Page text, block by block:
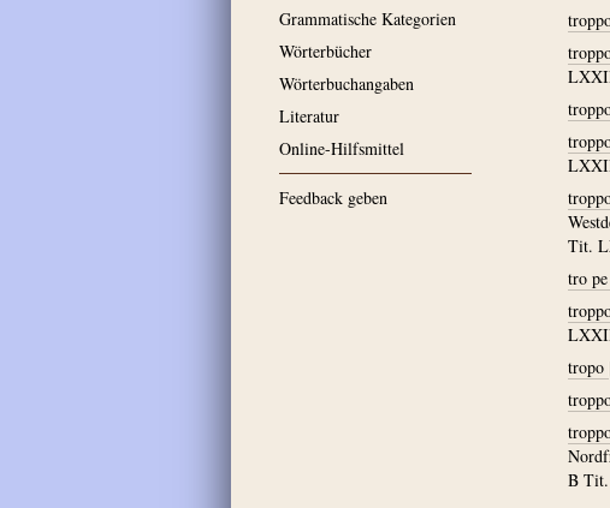
Grammatische Kategorien
Wörterbücher
Wörterbuchangaben
Literatur
Online-Hilfsmittel
Feedback geben
Tit.
tro pe
tropo
B